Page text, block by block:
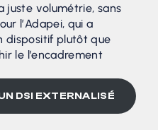
juste volumétrie, sans
l’Adapei, qui a
dispositif plutôt que
le l’encadrement
DSI EXTERNALISÉ